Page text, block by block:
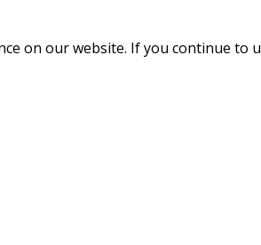
on our website. If you continue to